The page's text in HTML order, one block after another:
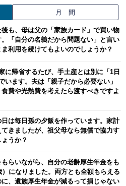
月 間
も、母は父の「家族カード」で買い物
。「自分の名義だから問題ない」と言い
利用を続けてもよいのでしょうか？
に帰省するたび、手土産とは別に「1日
います。夫は「親子だから必要ない」
食費や光熱費を考えたら渡すべきですよ
は毎日孫の夕飯を作っています。家計
きましたが、祖父母なら無償で協力す
うか？
らいながら、自分の老齢厚生年金をも
）になりました。両方とも全額もらえる
に、遺族厚生年金が減るって損じゃない